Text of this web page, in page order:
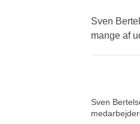
Sven
mange af
Sven